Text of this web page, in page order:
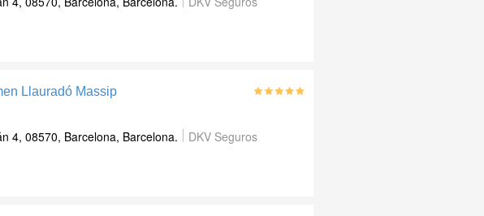
Llauradó Massip
4, 08570, Barcelona, Barcelona. DKV Seguros